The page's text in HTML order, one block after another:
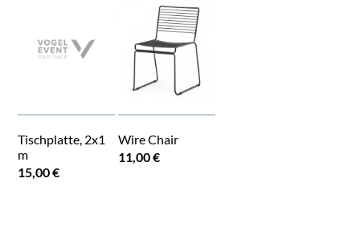
Tischplatte, 2x1
m
15,00 €
Wire Chair
11,00 €